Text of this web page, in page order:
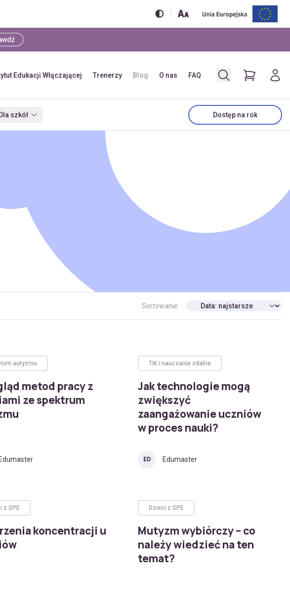
Edukacji Włączającej Trenerzy Blog O nas FAQ
szkół Dostęp na rok
Sortowanie
autyzmu
metod pracy z
ze spektrum
Edumaster
TIK i nauczanie zdalne
Jak technologie mogą
zwiększyć
zaangażowanie uczniów
w proces nauki?
ED Edumaster
z SPE
koncentracji u
Dzieci z SPE
Mutyzm wybiórczy – co
należy wiedzieć na ten
temat?